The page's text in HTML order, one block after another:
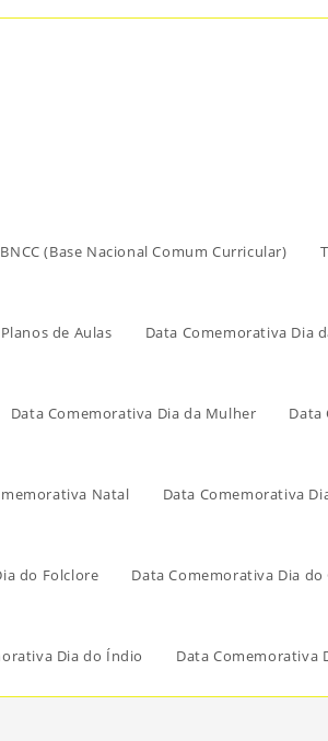
BNCC (Base Nacional Comum Curricular)
de Aulas Data Comemorativa Dia
Data Comemorativa Dia da Mulher Data
Natal Data Comemorativa
do Folclore Data Comemorativa Dia do
Dia do Índio Data Comemorativa